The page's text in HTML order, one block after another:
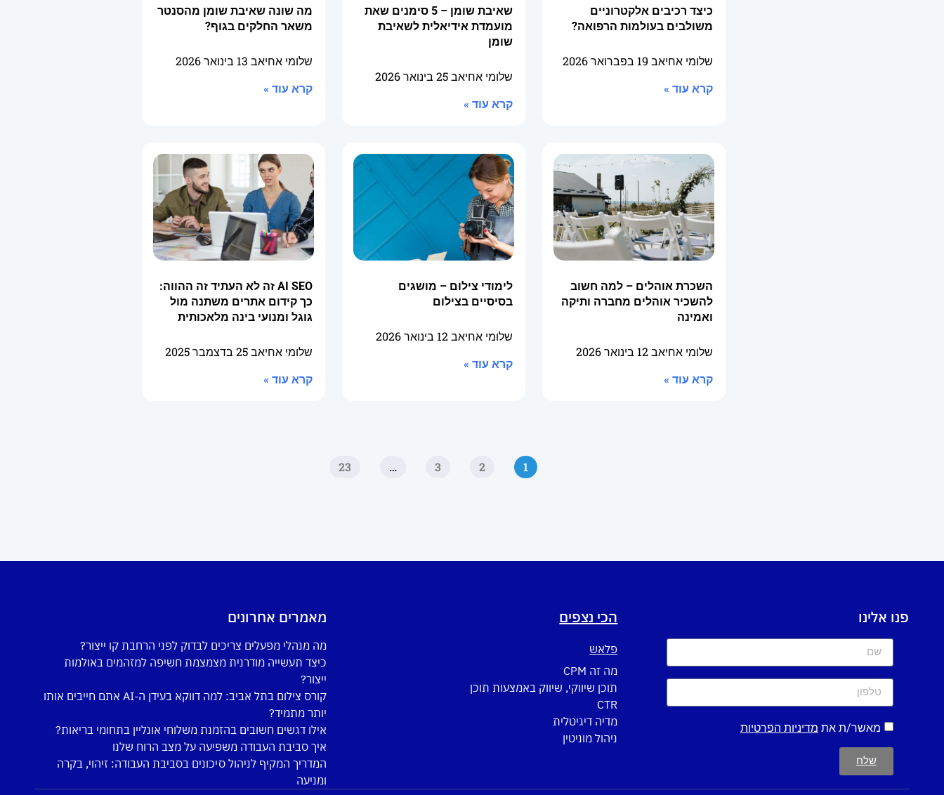
כיצד רכיבים אלקטרוניים
משולבים בעולמות הרפואה?
שלומי אחיאב 19 בפברואר 2026
קרא עוד »
שאיבת שומן – 5 סימנים שאת
מועמדת אידיאלית לשאיבת
שומן
שלומי אחיאב25 בינואר 2026
קרא עוד »
מה שונה שאיבת שומן מהסנטר
משאר החלקים בגוף?
שלומי אחיאב 13 בינואר 2026
קרא עוד »
השכרת אוהלים – למה חשוב
להשכיר אוהלים מחברה ותיקה
ואמינה
שלומי אחיאב12 בינואר 2026
קרא עוד »
לימודי צילום – מושגים
בסיסיים בצילום
שלומי אחיאב12 בינואר 2026
קרא עוד »
AI SEO זה לא העתיד זה ההווה:
כך קידום אתרים משתנה מול
גוגל ומנועי בינה מלאכותית
שלומי אחיאב25 בדצמבר 2025
קרא עוד »
1
2
3
…
23
פנו אלינו
מאשר/ת את מדיניות הפרטיות
שלח
הכי נצפים
פלאש
מה זה CPM
תוכן שיווקי, שיווק באמצעות תוכן
CTR
מדיה דיגיטלית
ניהול מוניטין
מאמרים אחרונים
מה מנהלי מפעלים צריכים לבדוק לפני הרחבת קו ייצור?
כיצד תעשייה מודרנית מצמצמת חשיפה למזהמים באולמות
ייצור?
קורס צילום בתל אביב: למה דווקא בעידן ה-AI אתם חייבים אותו
יותר מתמיד?
אילו דגשים חשובים בהזמנת משלוחי אונליין בתחומי בריאות?
איך סביבת העבודה משפיעה על מצב הרוח שלנו
המדריך המקיף לניהול סיכונים בסביבת העבודה: זיהוי, בקרה
ומניעה